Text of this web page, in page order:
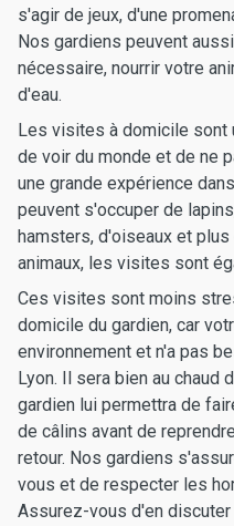
s'agir de jeux, d'une
Nos gardiens peuvent
nécessaire, nourrir votre
d'eau.
Les visites à domicile sont
de voir du monde et de ne
une grande expérience
peuvent s'occuper de
hamsters, d'oiseaux et
animaux, les visites sont
Ces visites sont moins
domicile du gardien, car
environnement et n'a pas
Lyon. Il sera bien au chaud
gardien lui permettra de
de câlins avant de
retour. Nos gardiens
vous et de respecter les
Assurez-vous d'en discuter